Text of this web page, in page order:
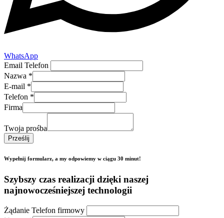
WhatsApp
Email Telefon
Nazwa *
E-mail *
Telefon *
Firma
Twoja prośba
Prześlij
Wypełnij formularz, a my odpowiemy w ciągu 30 minut!
Szybszy czas realizacji dzięki naszej
najnowocześniejszej technologii
Żądanie Telefon firmowy